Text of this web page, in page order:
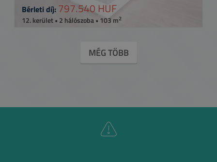
Bérleti díj: 797.540 HUF
12. kerület • 2 hálószoba • 103 m2
MÉG TÖBB